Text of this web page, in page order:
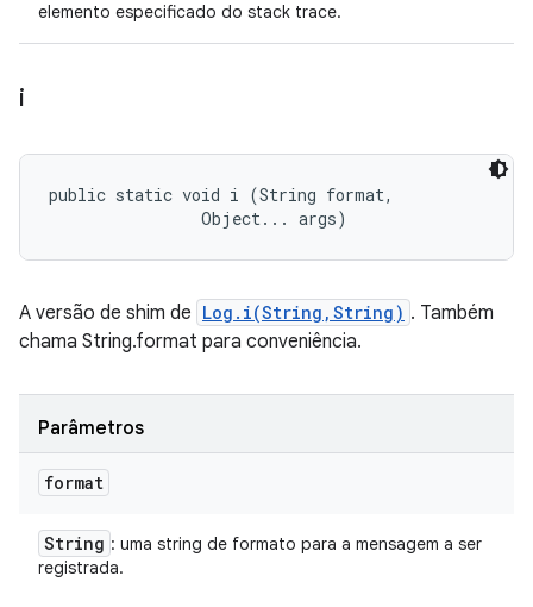
elemento especificado do stack trace.
i
public static void i (String format,
                Object... args)
A versão de shim de Log.i(String,String) . Também
chama String.format para conveniência.
Parâmetros
format
String : uma string de formato para a mensagem a ser
registrada.